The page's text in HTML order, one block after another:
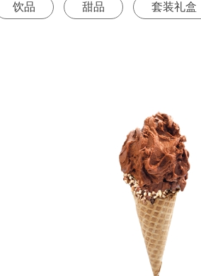
饮品 甜品 套装礼盒